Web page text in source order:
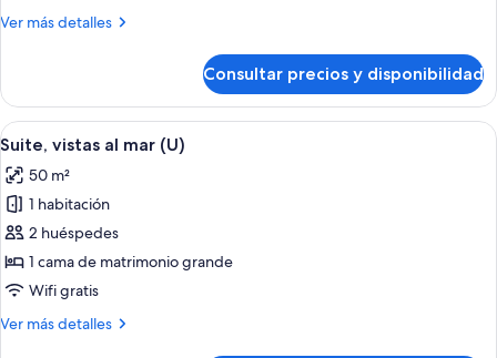
al
Ver más detalles
Más
junior,
vistas
al
(M)
Consultar precios y disponibilidad
Abrir
todas
las
fotos
de
Suite,
vistas
mar
Una habitación de hotel con cama,
3
Suite, vistas al mar (U)
50 m²
1 habitación
2 huéspedes
1 cama de matrimonio grande
Wifi gratis
Ver más detalles
Más